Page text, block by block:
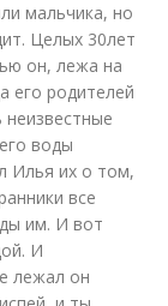
мальчика, но
Целых 30лет
он, лежа на
его родителей
воды
Илья их о том,
все
им. И вот
И
лежал он